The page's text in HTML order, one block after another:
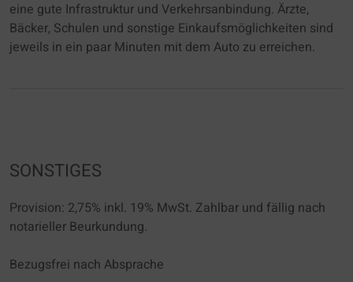
eine gute Infrastruktur und Verkehrsanbindung. Ärzte,
Bäcker, Schulen und sonstige Einkaufsmöglichkeiten sind
jeweils in ein paar Minuten mit dem Auto zu erreichen.
SONSTIGES
Provision: 2,75% inkl. 19% MwSt. Zahlbar und fällig nach
notarieller Beurkundung.
Bezugsfrei nach Absprache
unseren Datenschutzbestimmungen.
Es besteht insbesondere das Risiko, dass Ihre
statt.